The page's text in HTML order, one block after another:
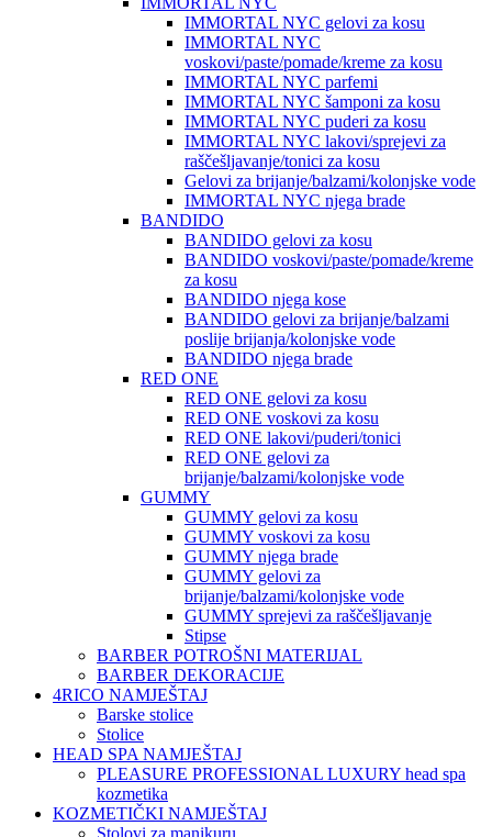
IMMORTAL NYC gelovi za kosu
IMMORTAL NYC
voskovi/paste/pomade/kreme za kosu
IMMORTAL NYC parfemi
IMMORTAL NYC šamponi za kosu
IMMORTAL NYC puderi za kosu
IMMORTAL NYC lakovi/sprejevi za
raščešljavanje/tonici za kosu
Gelovi za brijanje/balzami/kolonjske vode
IMMORTAL NYC njega brade
BANDIDO
BANDIDO gelovi za kosu
BANDIDO voskovi/paste/pomade/kreme
za kosu
BANDIDO njega kose
BANDIDO gelovi za brijanje/balzami
poslije brijanja/kolonjske vode
BANDIDO njega brade
RED ONE
RED ONE gelovi za kosu
RED ONE voskovi za kosu
RED ONE lakovi/puderi/tonici
RED ONE gelovi za
brijanje/balzami/kolonjske vode
GUMMY
GUMMY gelovi za kosu
GUMMY voskovi za kosu
GUMMY njega brade
GUMMY gelovi za
brijanje/balzami/kolonjske vode
GUMMY sprejevi za raščešljavanje
Stipse
BARBER POTROŠNI MATERIJAL
BARBER DEKORACIJE
4RICO NAMJEŠTAJ
Barske stolice
Stolice
HEAD SPA NAMJEŠTAJ
PLEASURE PROFESSIONAL LUXURY head spa
kozmetika
KOZMETIČKI NAMJEŠTAJ
Stolovi za manikuru